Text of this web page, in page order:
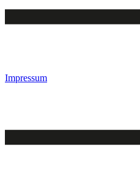
Impressum